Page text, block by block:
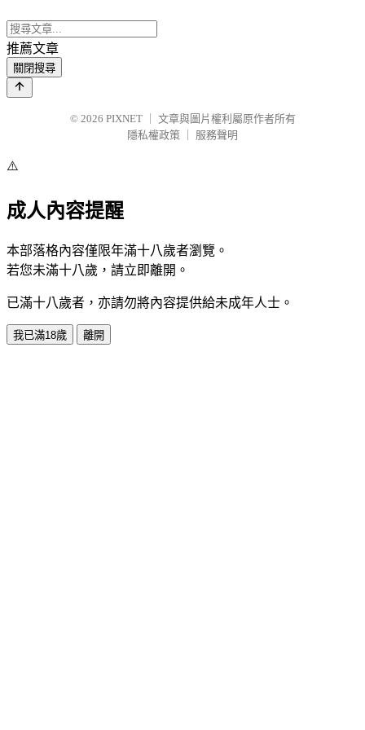
推薦文章
關閉搜尋
© 2026 PIXNET
文章與圖片權利屬原作者所有
隱私權政策
服務聲明
⚠️
成人內容提醒
本部落格內容僅限年滿十八歲者瀏覽。
若您未滿十八歲，請立即離開。
已滿十八歲者，亦請勿將內容提供給未成年人士。
我已滿18歲 離開